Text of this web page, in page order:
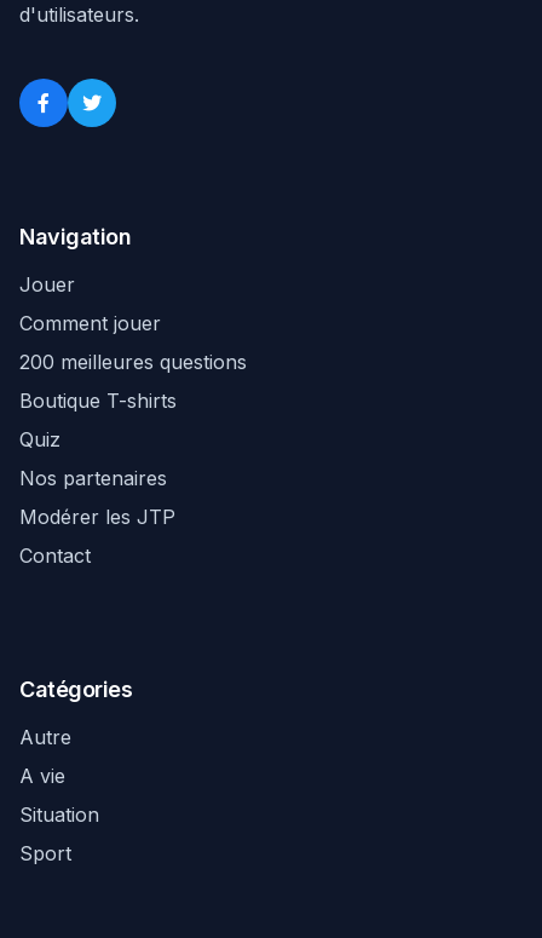
d'utilisateurs.
Navigation
Jouer
Comment jouer
200 meilleures questions
Boutique T-shirts
Quiz
Nos partenaires
Modérer les JTP
Contact
Catégories
Autre
A vie
Situation
Sport